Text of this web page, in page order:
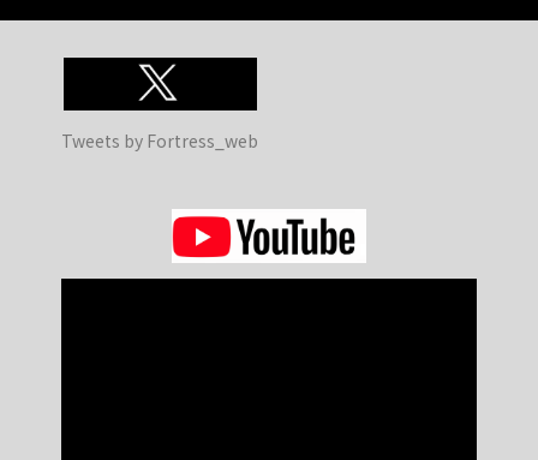
Tweets by Fortress_web